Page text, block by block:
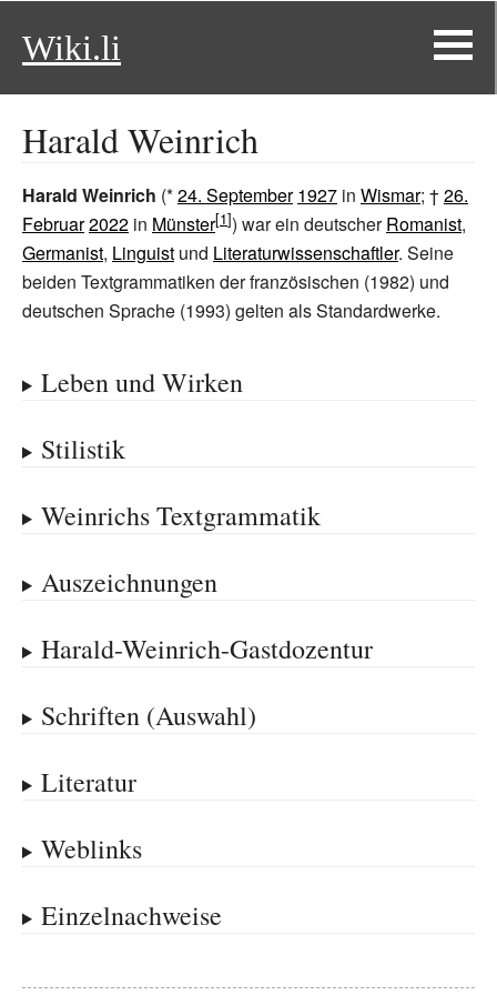
Wiki.li
Harald Weinrich
Harald Weinrich (*24. September 1927 in Wismar; †26.
Februar2022 in Münster ) war ein deutscherRomanist,
Germanist, Linguist und Literaturwissenschaftler. Seine
beiden Textgrammatiken der französischen (1982) und
deutschen Sprache (1993) gelten als Standardwerke.
Leben und Wirken
Stilistik
Weinrichs Textgrammatik
Auszeichnungen
Harald-Weinrich-Gastdozentur
Schriften (Auswahl)
Literatur
Weblinks
Einzelnachweise